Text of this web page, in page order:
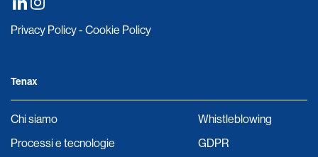
Privacy Policy- Cookie Policy
Tenax
Chi siamo
Processi e tecnologie
Whistleblowing
GDPR